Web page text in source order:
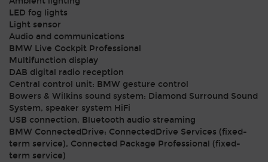
LED fog lights
Light sensor
Audio and communications
BMW Live Cockpit Professional
Multifunction display
DAB digital radio reception
Central control unit: BMW gesture control
Bowers & Wilkins sound system: Diamond Surround Sound
System, speaker system HiFi
USB connection, Bluetooth audio streaming
BMW ConnectedDrive: ConnectedDrive Services (fixed-
term service), Connected Package Professional (fixed-
term service)